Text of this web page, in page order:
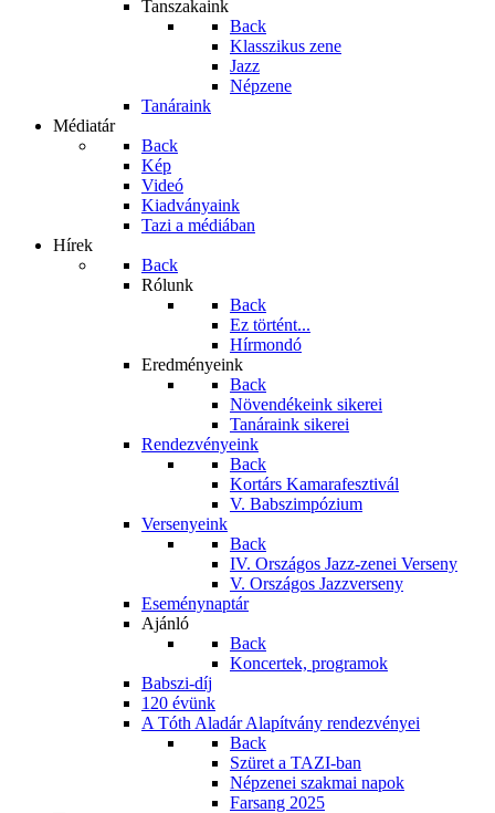
Tanszakaink
Back
Klasszikus zene
Jazz
Népzene
Tanáraink
Médiatár
Back
Kép
Videó
Kiadványaink
Tazi a médiában
Hírek
Back
Rólunk
Back
Ez történt...
Hírmondó
Eredményeink
Back
Növendékeink sikerei
Tanáraink sikerei
Rendezvényeink
Back
Kortárs Kamarafesztivál
V. Babszimpózium
Versenyeink
Back
IV. Országos Jazz-zenei Verseny
V. Országos Jazzverseny
Eseménynaptár
Ajánló
Back
Koncertek, programok
Babszi-díj
120 évünk
A Tóth Aladár Alapítvány rendezvényei
Back
Szüret a TAZI-ban
Népzenei szakmai napok
Farsang 2025